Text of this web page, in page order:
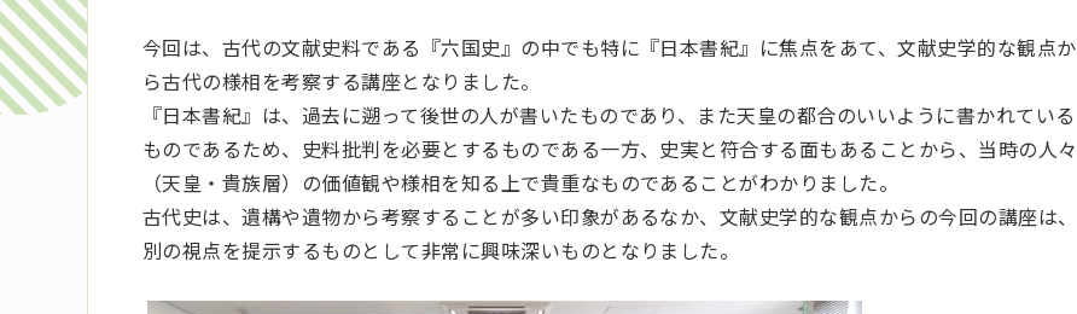
今回は、古代の文献史料である『六国史』の中でも特に『日本書紀』に焦点をあて、文献史学的な観点か
ら古代の様相を考察する講座となりました。
『日本書紀』は、過去に遡って後世の人が書いたものであり、また天皇の都合のいいように書かれている
ものであるため、史料批判を必要とするものである一方、史実と符合する面もあることから、当時の人々
（天皇・貴族層）の価値観や様相を知る上で貴重なものであることがわかりました。
古代史は、遺構や遺物から考察することが多い印象があるなか、文献史学的な観点からの今回の講座は、
別の視点を提示するものとして非常に興味深いものとなりました。